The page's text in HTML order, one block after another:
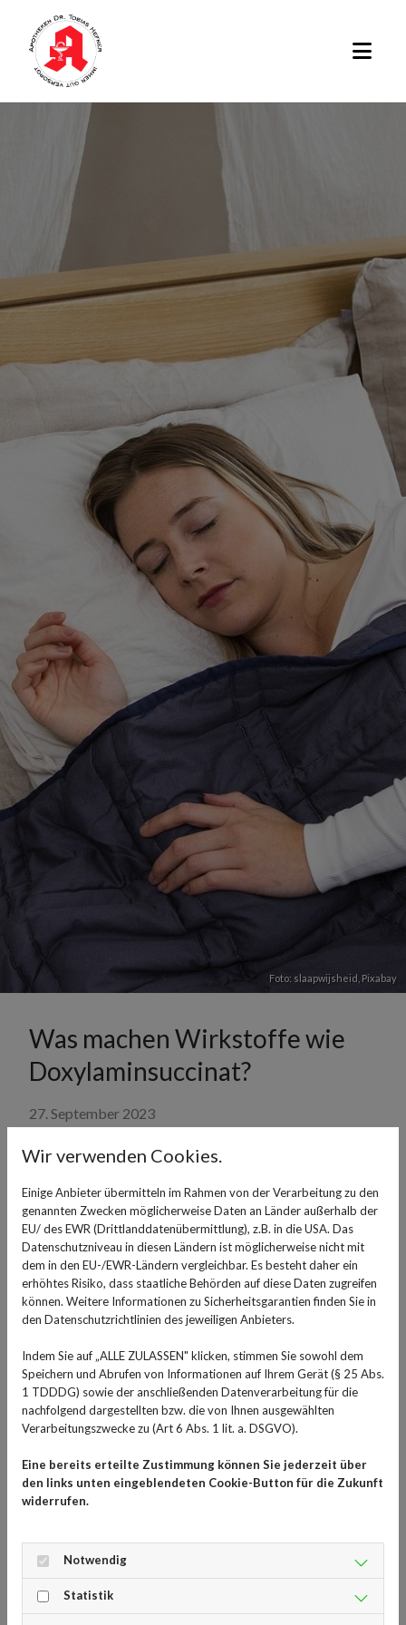
Foto: slaapwijsheid, Pixabay
Was machen Wirkstoffe wie
Doxylaminsuccinat?
27. September 2023
Auf schlaflose Nächte folgen schlechte Tage - denn die
Laune. Wenn der Schlaf längerfristig gestört ist, können
Betroffene darüber nachdenken, Schlafmittel
einzunehmen.
Rezeptfrei, aber nur in der Apotheke gibt es Schlafmittel
mit dem Wirkstoff Doxylaminsuccinat bzw. Doxylamin.
Ursprünglich als Antihistaminika gegen Allergien
eine nicht erwünschte Müdigkeit der Patientinnen und
Patienten gesorgt. Diese Wirkung wurde dann für
Schlafmittel genutzt, um Unruhezustände und
Schlaflosigkeit zu bekämpfen.
Schnelle Wirkungen für 3 bis 6
Stunden
Die Medikamente mit Doxylamin wirken auf den Körper
zentral dämpfend, die Wirkung setzt schon nach
ungefähr 30 Minuten ein und hält 3 bis 6 Stunden an.
Meist sind sie gut verträglich. So fördern sie einen
Wir verwenden Cookies.
Einige Anbieter übermitteln im Rahmen von der Verarbeitung zu den
genannten Zwecken möglicherweise Daten an Länder außerhalb der
EU/ des EWR (Drittlanddatenübermittlung), z.B. in die USA. Das
Datenschutzniveau in diesen Ländern ist möglicherweise nicht mit
dem in den EU-/EWR-Ländern vergleichbar. Es besteht daher ein
erhöhtes Risiko, dass staatliche Behörden auf diese Daten zugreifen
können. Weitere Informationen zu Sicherheitsgarantien finden Sie in
den Datenschutzrichtlinien des jeweiligen Anbieters.
Indem Sie auf „ALLE ZULASSEN" klicken, stimmen Sie sowohl dem
Speichern und Abrufen von Informationen auf Ihrem Gerät (§ 25 Abs.
1 TDDDG) sowie der anschließenden Datenverarbeitung für die
nachfolgend dargestellten bzw. die von Ihnen ausgewählten
Verarbeitungszwecke zu (Art 6 Abs. 1 lit. a. DSGVO).
Eine bereits erteilte Zustimmung können Sie jederzeit über
den links unten eingeblendeten Cookie-Button für die Zukunft
widerrufen.
Notwendig
Statistik